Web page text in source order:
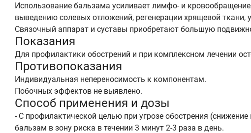
Использование бальзама усиливает лимфо- и
выведению солевых отложений, регенерации хрящевой ткани,
Связочный аппарат и суставы приобретают большую
Показания
Для профилактики обострений и при комплексном лечении
Противопоказания
Индивидуальная непереносимость к компонентам.
Побочных эффектов не выявлено.
Способ применения и дозы
- С профилактической целью при угрозе обострения
бальзам в зону риска в течении 3 минут 2-3 раза в день.